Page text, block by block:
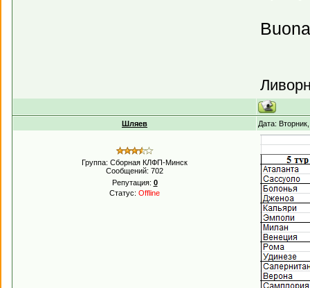
Шляев Дата:
Группа: Сборная КЛФП-Минск
Сообщений: 702
Репутация: 0
Статус: Offline